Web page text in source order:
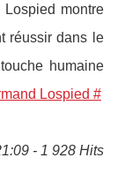
montre
réussir dans le
humaine
Lospied #
- 1 928 Hits